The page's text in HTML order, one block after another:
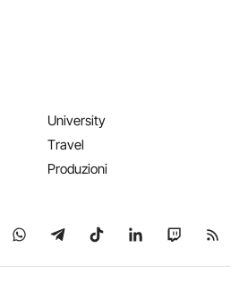
University
Travel
Produzioni
X su YouTube
Seguici su WhatsApp
Seguici su Telegram
Seguici su TikTok
Seguici su
Seguici